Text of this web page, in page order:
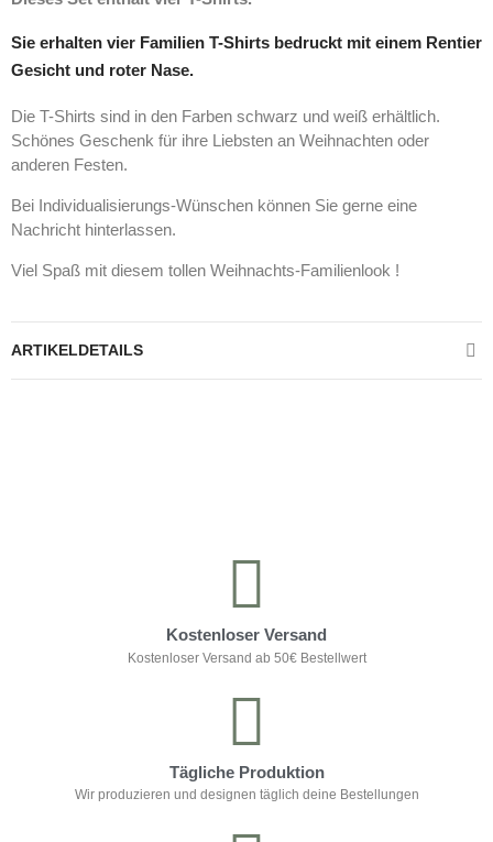
Sie erhalten vier Familien T-Shirts bedruckt mit einem Rentier
Gesicht und roter Nase.
Die T-Shirts sind in den Farben schwarz und weiß erhältlich.
Schönes Geschenk für ihre Liebsten an Weihnachten oder
anderen Festen.
Bei Individualisierungs-Wünschen können Sie gerne eine
Nachricht hinterlassen.
Viel Spaß mit diesem tollen Weihnachts-Familienlook !
ARTIKELDETAILS
Kostenloser Versand
Kostenloser Versand ab 50€ Bestellwert
Tägliche Produktion
Wir produzieren und designen täglich deine Bestellungen